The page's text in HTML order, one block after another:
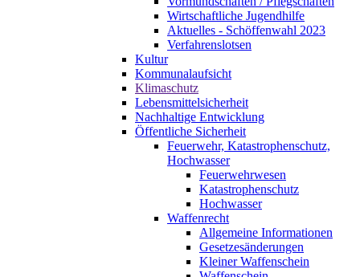
Wirtschaftliche Jugendhilfe
Aktuelles - Schöffenwahl 2023
Verfahrenslotsen
Kultur
Kommunalaufsicht
Klimaschutz
Lebensmittelsicherheit
Nachhaltige Entwicklung
Öffentliche Sicherheit
Feuerwehr, Katastrophenschutz,
Hochwasser
Feuerwehrwesen
Katastrophenschutz
Hochwasser
Waffenrecht
Allgemeine Informationen
Gesetzesänderungen
Kleiner Waffenschein